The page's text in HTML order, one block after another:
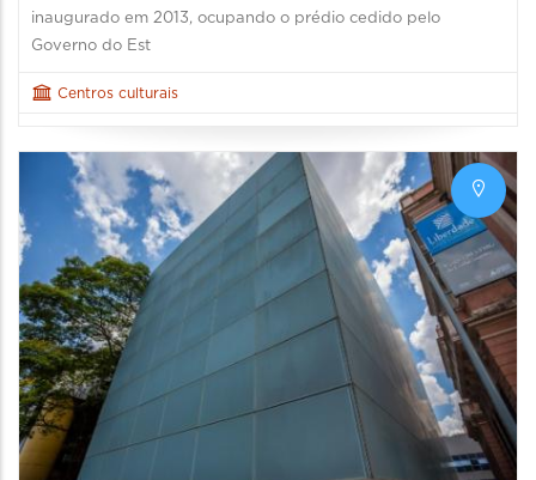
inaugurado em 2013, ocupando o prédio cedido pelo
Governo do Est
Centros culturais